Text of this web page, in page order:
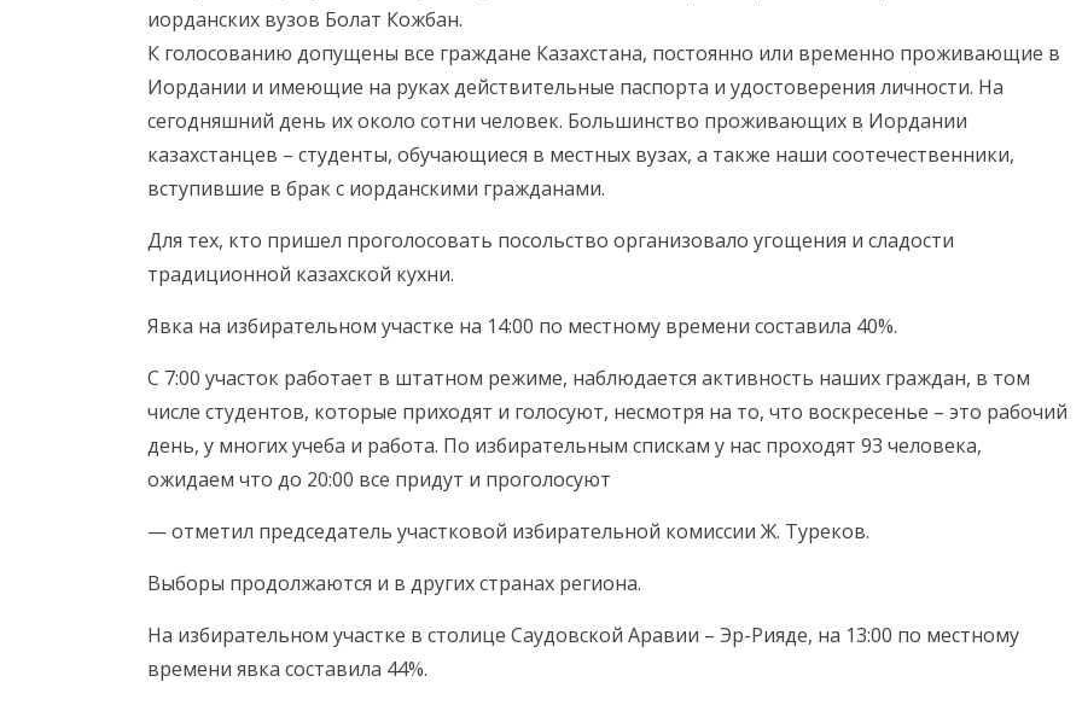
иорданских вузов Болат Кожбан.
К голосованию допущены все граждане Казахстана, постоянно или временно проживающие в
Иордании и имеющие на руках действительные паспорта и удостоверения личности. На
сегодняшний день их около сотни человек. Большинство проживающих в Иордании
казахстанцев – студенты, обучающиеся в местных вузах, а также наши соотечественники,
вступившие в брак с иорданскими гражданами.
Для тех, кто пришел проголосовать посольство организовало угощения и сладости
традиционной казахской кухни.
Явка на избирательном участке на 14:00 по местному времени составила 40%.
С 7:00 участок работает в штатном режиме, наблюдается активность наших граждан, в том
числе студентов, которые приходят и голосуют, несмотря на то, что воскресенье – это рабочий
день, у многих учеба и работа. По избирательным спискам у нас проходят 93 человека,
ожидаем что до 20:00 все придут и проголосуют
— отметил председатель участковой избирательной комиссии Ж. Туреков.
Выборы продолжаются и в других странах региона.
На избирательном участке в столице Саудовской Аравии – Эр-Рияде, на 13:00 по местному
времени явка составила 44%.